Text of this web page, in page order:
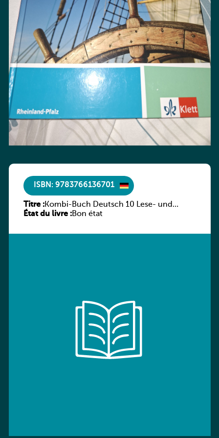
ISBN: 9783766136701
Titre :Kombi-Buch Deutsch 10 Lese- und
Sprachbuch
État du livre :Bon état